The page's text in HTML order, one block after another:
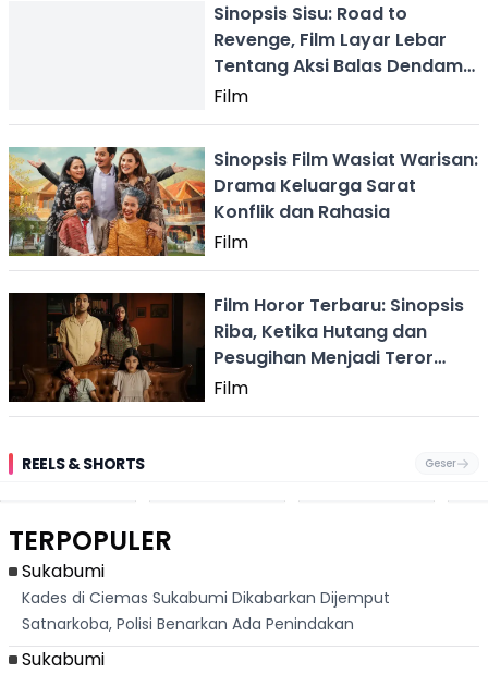
Sinopsis Sisu: Road to
Revenge, Film Layar Lebar
Tentang Aksi Balas Dendam
Brutal
Film
Sinopsis Film Wasiat Warisan:
Drama Keluarga Sarat
Konflik dan Rahasia
Film
Film Horor Terbaru: Sinopsis
Riba, Ketika Hutang dan
Pesugihan Menjadi Teror
Paling Mematikan
Film
REELS & SHORTS Geser
Festival Ekstrem
San Fermín,
Banteng
"Bang Messi"
TERPOPULER
Sukabumi
Kades di Ciemas Sukabumi Dikabarkan Dijemput
Satnarkoba, Polisi Benarkan Ada Penindakan
Sukabumi